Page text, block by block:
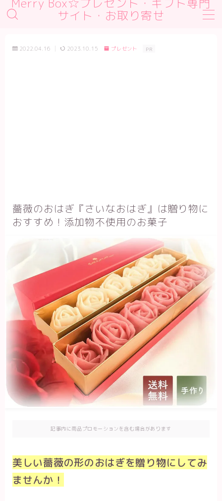
サイト・お取り寄せ
デモプリセット記事 #1
2022.04.16 2023.10.15 プレゼント PR
薔薇のおはぎ『さいなおはぎ』は贈り物に
おすすめ！添加物不使用のお菓子
記事内に商品プロモーションを含む場合があります
美しい薔薇の形のおはぎを贈り物にしてみ
ませんか！